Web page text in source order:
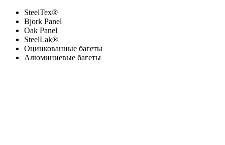
SteelTex®
Bjork Panel
Oak Panel
SteelLak®
Оцинкованные багеты
Алюминиевые багеты